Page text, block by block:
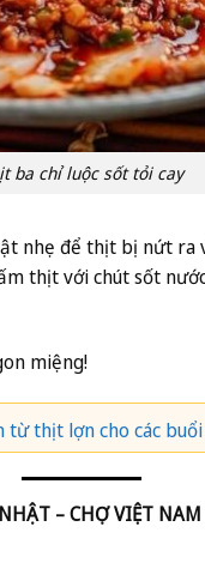
ba chỉ luộc sốt tỏi cay
nhẹ để thịt bị nứt ra
thịt với chút sốt
miệng!
từ thịt lợn cho các
– CHỢ VIỆT